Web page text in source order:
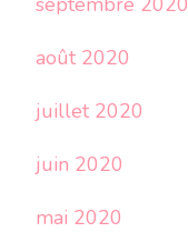
août 2020
juillet 2020
juin 2020
mai 2020